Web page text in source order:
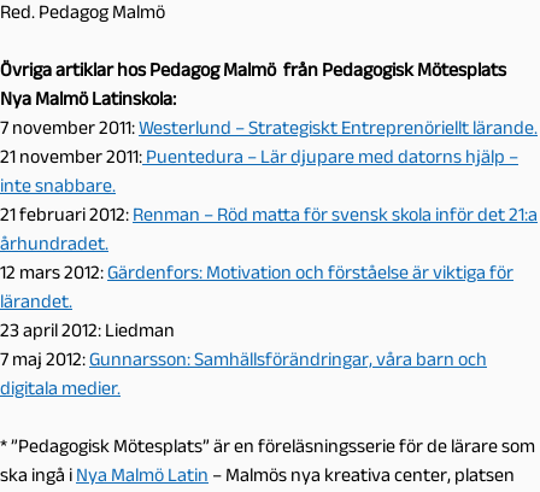
Red. Pedagog Malmö
Övriga artiklar hos Pedagog Malmö från Pedagogisk Mötesplats
Nya Malmö Latinskola:
7 november 2011:Westerlund – Strategiskt Entreprenöriellt lärande.
21 november 2011: Puentedura – Lär djupare med datorns hjälp –
inte snabbare.
21 februari 2012: Renman – Röd matta för svensk skola inför det 21:a
århundradet.
12 mars 2012:Gärdenfors: Motivation och förståelse är viktiga för
lärandet.
23 april 2012: Liedman
7 maj 2012:Gunnarsson: Samhällsförändringar, våra barn och
digitala medier.
* ”Pedagogisk Mötesplats” är en föreläsningsserie för de lärare som
ska ingå i Nya Malmö Latin – Malmös nya kreativa center, platsen